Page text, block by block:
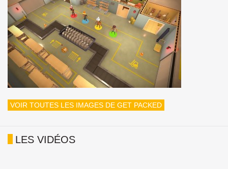
VOIR TOUTES LES IMAGES DE GET PACKED
LES VIDÉOS